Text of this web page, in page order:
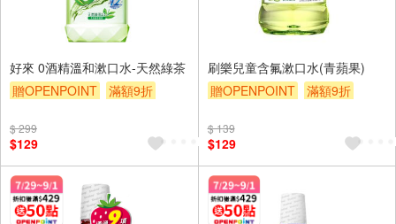
好來 0酒精溫和漱口水-天然綠茶
贈OPENPOINT
滿額9折
$ 299
$129
刷樂兒童含氟漱口水(青蘋果)
贈OPENPOINT
滿額9折
$ 139
$129